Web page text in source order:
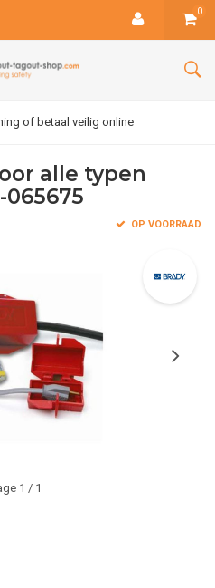
0
of betaal veilig online
alle typen
OP VOORRAAD
1 / 1